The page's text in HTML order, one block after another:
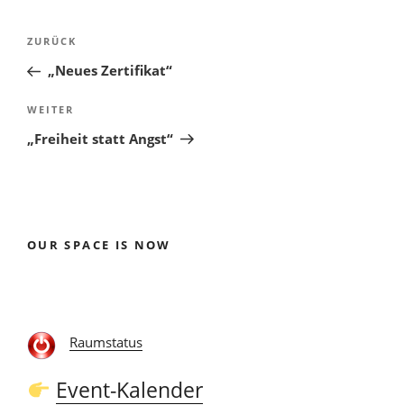
Beitragsnavigation
Vorheriger
Beitrag
ZURÜCK
„Neues Zertifikat“
Nächster
Beitrag
WEITER
„Freiheit statt Angst“
OUR SPACE IS NOW
Raumstatus
Event-Kalender